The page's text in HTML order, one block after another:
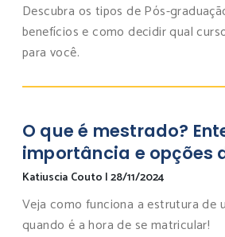
Descubra os tipos de Pós-
benefícios e como decidir qual
para você.
O que é mestrado?
importância e opções
Katiuscia Couto |28/11/2024
Veja como funciona a estrutura de
quando é a hora de se matricular!